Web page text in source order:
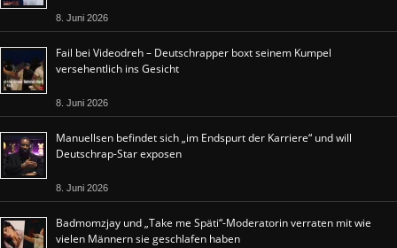
8. Juni 2026
Fail bei Videodreh – Deutschrapper boxt seinem Kumpel
versehentlich ins Gesicht
8. Juni 2026
Manuellsen befindet sich „im Endspurt der Karriere“ und will
Deutschrap-Star exposen
8. Juni 2026
Badmomzjay und „Take me Späti“-Moderatorin verraten mit wie
vielen Männern sie geschlafen haben